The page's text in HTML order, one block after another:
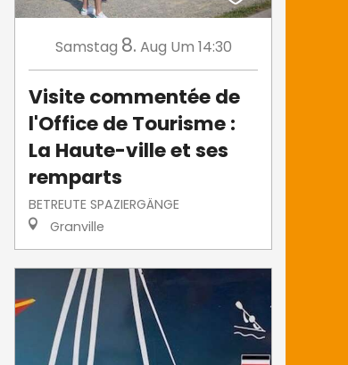
Samstag 8. Aug Um 14:30
Visite commentée de
l'Office de Tourisme :
La Haute-ville et ses
remparts
BETREUTE SPAZIERGÄNGE
Granville